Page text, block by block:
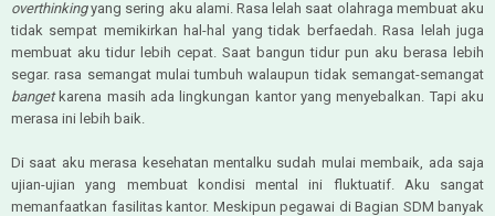
overthinkingyang sering aku alami. Rasa lelah saat olahraga membuat aku
tidak sempat memikirkan hal-hal yang tidak berfaedah. Rasa lelah juga
membuat aku tidur lebih cepat. Saat bangun tidur pun aku berasa lebih
segar. rasa semangat mulai tumbuh walaupun tidak semangat-semangat
bangetkarena masih ada lingkungan kantor yang menyebalkan. Tapi aku
merasa ini lebih baik.
Di saat aku merasa kesehatan mentalku sudah mulai membaik, ada saja
ujian-ujian yang membuat kondisi mental ini fluktuatif. Aku sangat
memanfaatkan fasilitas kantor. Meskipun pegawai di Bagian SDM banyak